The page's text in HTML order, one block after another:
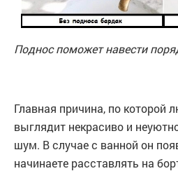
Поднос поможет навести
Главная причина, по которой
выглядит некрасиво и
шум. В случае с ванной он
начинаете расставлять на